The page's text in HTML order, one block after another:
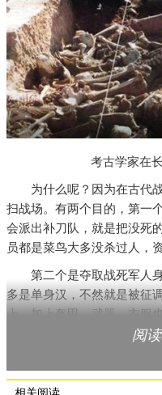
考古学家在
为什么呢？因为在古代
扫战场。有两个目的，第一
会派出补刀队，就是把没死
员都是菜鸟大多没杀过人，
第二个是夺取战死军人
多是单身汉，不然就是被征
上，加上盔甲、武器、衣服
官会派出第二波人手，就是
打扫完战场之后，要开
阅